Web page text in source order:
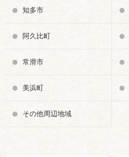
知多市
阿久比町
常滑市
美浜町
その他周辺地域